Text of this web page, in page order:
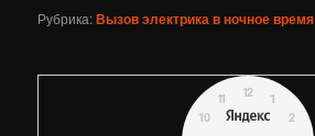
Рубрика:Вызов электрика в ночное время